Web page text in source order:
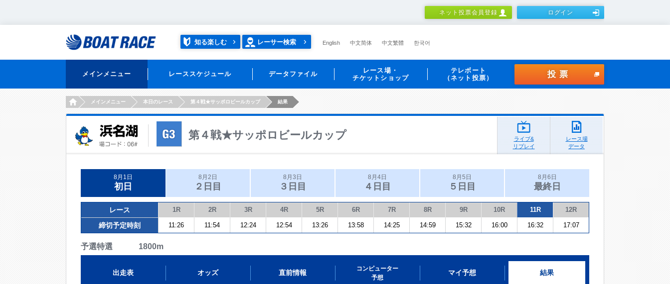
ネット投票会員登録 ログイン
知る楽しむ レーサー検索 English 中文简体 中文繁體 한국어
メインメニュー レーススケジュール データファイル
レース場・
チケットショップ
テレボート
（ネット投票）
投票
HOMEメインメニュー 本日のレース 第４戦★サッポロビールカップ 結果
第４戦★サッポロビールカップ
ライブ&
リプレイ
レース場
データ
8月1日
初日
8月2日
２日目
8月3日
３日目
8月4日
４日目
8月5日
５日目
8月6日
最終日
レース 1R 2R 3R 4R 5R 6R 7R 8R 9R 10R 11R 12R
締切予定時刻 11:26 11:54 12:24 12:54 13:26 13:58 14:25 14:59 15:32 16:00 16:32 17:07
予選特選 1800m
出走表 オッズ 直前情報
コンピューター
予想
マイ予想 結果